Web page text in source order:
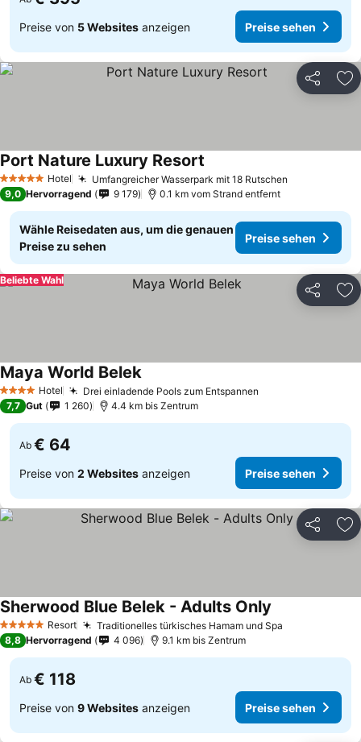
Preise von 5 Websites anzeigen Preise sehen
Teilen
5 Sterne Hotel Umfangreicher Wasserpark mit 18 Rutschen
Port Nature Luxury Resort
9,0 Hervorragend 9 179 0.1 km vom Strand entfernt
Wähle Reisedaten aus, um die genauen
Preise zu sehen
Preise sehen
Teilen
Beliebte Wahl
4 Sterne Hotel Drei einladende Pools zum Entspannen
Maya World Belek
7,7 Gut 1 260 4.4 km bis Zentrum
Ab € 64
Preise von 2 Websites anzeigen Preise sehen
Teilen
5 Sterne Resort Traditionelles türkisches Hamam und Spa
Sherwood Blue Belek - Adults Only
8,8 Hervorragend 4 096 9.1 km bis Zentrum
Ab € 118
Preise von 9 Websites anzeigen Preise sehen